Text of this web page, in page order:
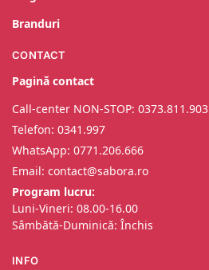
Branduri
CONTACT
Pagină contact
Call-center NON-STOP: 0373.811.903
Telefon: 0341.997
WhatsApp: 0771.206.666
Email: contact@sabora.ro
Program lucru:
Luni-Vineri: 08.00-16.00
Sâmbătă-Duminică: Închis
INFO